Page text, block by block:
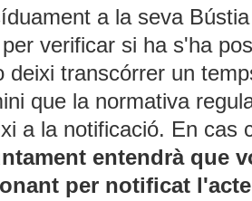
a la seva
verificar si ha s'ha
deixi transcórrer un
que la normativa
a la notificació. En cas
entendrà que
per notificat